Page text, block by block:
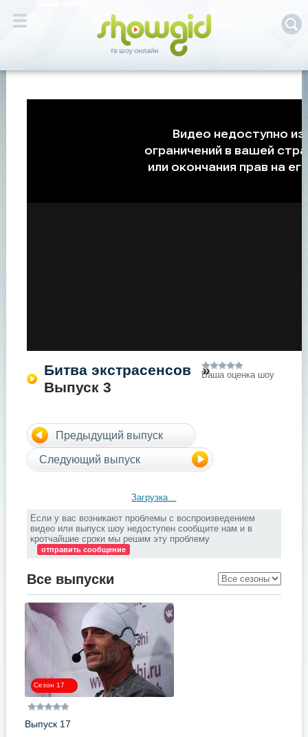
Битва экстрасенсов
»
Выпуск 3
Ваша оценка шоу
Предыдущий выпуск
Следующий выпуск
Загрузка...
Если у вас возникают проблемы с воспроизведением
видео или выпуск шоу недоступен сообщите нам и в
кротчайшие сроки мы решим эту проблему
отправить сообщение
Все выпуски
Сезон 17
Выпуск 17